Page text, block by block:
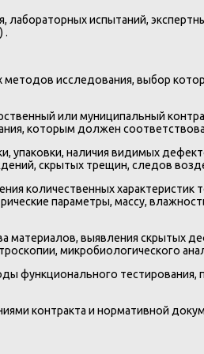
испытаний,
.
исследования, выбор
или муниципальный
которым должен
упаковки, наличия видимых
скрытых трещин, следов
количественных
параметры, массу,
выявления скрытых
микробиологического
функционального тестирования,
контракта и нормативной